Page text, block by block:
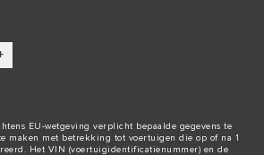
EU-wetgeving verplicht bepaalde gegevens te
maken met betrekking tot voertuigen die op of na 1
Het VIN (voertuigidentificatienummer) en de